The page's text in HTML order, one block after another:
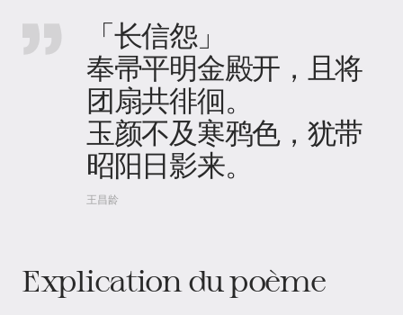
「长信怨」
奉帚平明金殿开，且将
团扇共徘徊。
玉颜不及寒鸦色，犹带
昭阳日影来。
王昌龄
Explication du poème